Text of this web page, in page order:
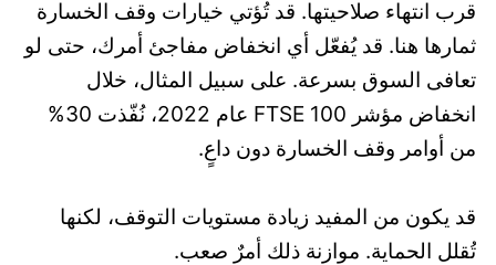
قرب انتهاء صلاحيتها. قد تُؤتي خيارات وقف الخسارة
ثمارها هنا. قد يُفعّل أي انخفاض مفاجئ أمرك، حتى لو
تعافى السوق بسرعة. على سبيل المثال، خلال
انخفاض مؤشر FTSE 100 عام 2022، نُفّذت 30%
من أوامر وقف الخسارة دون داعٍ.
قد يكون من المفيد زيادة مستويات التوقف، لكنها
تُقلل الحماية. موازنة ذلك أمرٌ صعب.